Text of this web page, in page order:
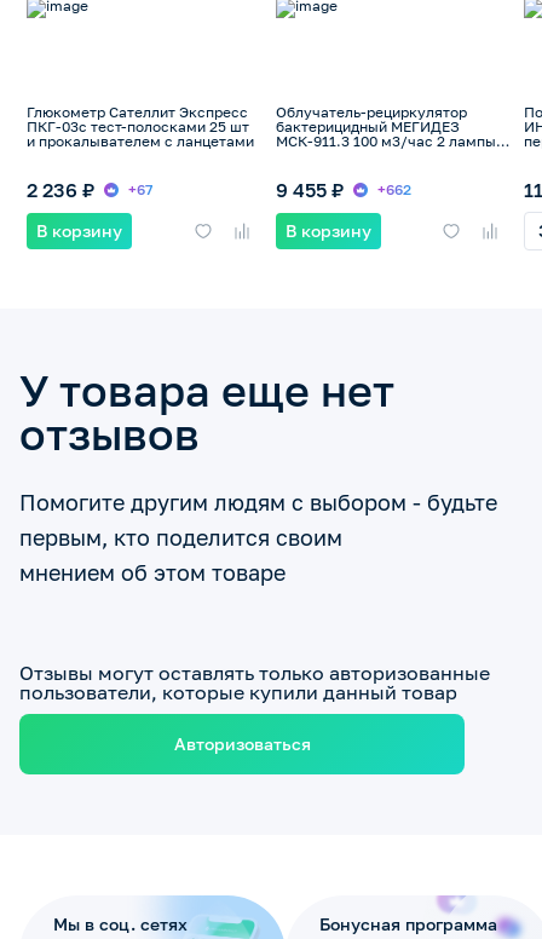
Глюкометр Сателлит Экспресс
ПКГ-03с тест-полосками 25 шт
и прокалывателем с ланцетами
2 236 ₽ +67
В корзину
Облучатель-рециркулятор
бактерицидный МЕГИДЕЗ
МСК-911.3 100 м3/час 2 лампы
9 455 ₽ +662
В корзину
У товара еще нет
отзывов
Помогите другим людям с выбором - будьте
первым, кто поделится своим
мнением об этом товаре
Отзывы могут оставлять только авторизованные
пользователи, которые купили данный товар
Авторизоваться
Мы в соц. сетях Бонусная программа